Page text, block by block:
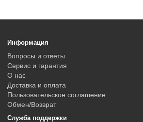
Информация
Вопросы и ответы
Сервис и гарантия
О нас
Доставка и оплата
Пользовательское соглашение
Обмен/Возврат
Служба поддержки